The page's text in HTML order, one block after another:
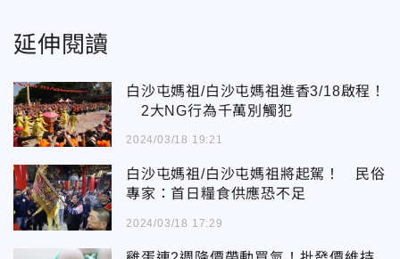
延伸閱讀
白沙屯媽祖/白沙屯媽祖進香3/18啟程！
2大NG行為千萬別觸犯
2024/03/18 19:21
白沙屯媽祖/白沙屯媽祖將起駕！ 民俗
專家：首日糧食供應恐不足
2024/03/18 17:29